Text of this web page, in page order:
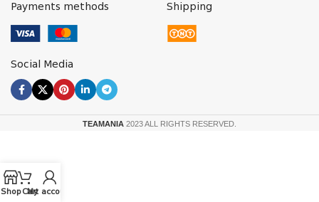
Payments methods Shipping
Social Media
TEAMANIA 2023 ALL RIGHTS RESERVED.
ShopCart
My account